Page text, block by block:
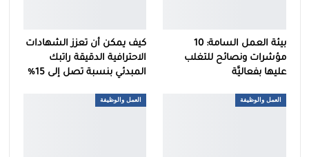
بيئة العمل السامة: 10
مؤشرات ونصائح للتغلب
عليها بفعاليَّة
كيف يمكن أن تعزز الشهادات
الاحترافية الدقيقة راتبك
المبدئي بنسبة تصل إلى 15%
العمل والوظيفة العمل والوظيفة